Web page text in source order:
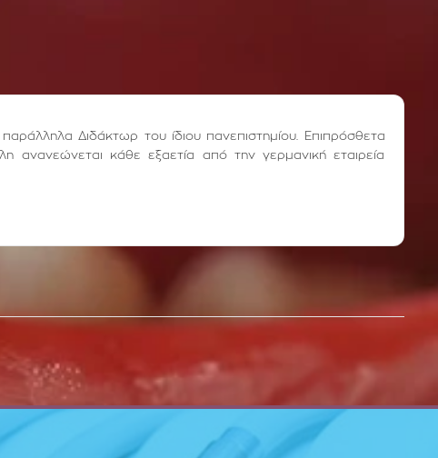
Διδάκτωρ του ίδιου πανεπιστημίου. Επιπρόσθετα
ανανεώνεται κάθε εξαετία από την γερμανική εταιρεία